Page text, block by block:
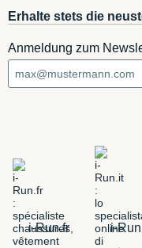
Erhalte stets die
Anmeldung zum
i-Run.fr i-